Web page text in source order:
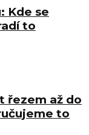
Kde se
to
řezem až do
to